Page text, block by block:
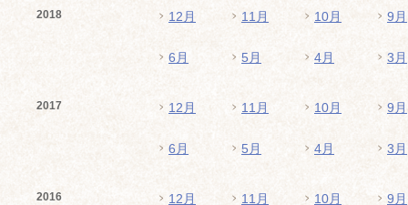
2018 12月 11月 10月 9月
6月 5月 4月 3月
2017 12月 11月 10月 9月
6月 5月 4月 3月
2016 12月 11月 10月 9月